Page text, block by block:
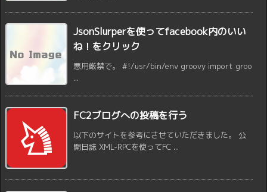
JsonSlurperを使ってfacebook内のいい
ね！をクリック
悪用厳禁で。 #!/usr/bin/env groovy import groo
...
FC2ブログへの投稿を行う
以下のサイトを参考にさせていただきました。 公
開日誌 XML-RPCを使ってFC ...